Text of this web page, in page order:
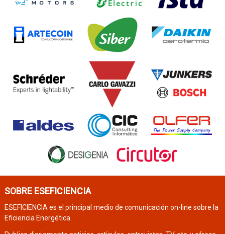
SOBRE ESEFICIENCIA
ESEFICIENCIA es el principal medio de comunicación on-line sobre la
Eficiencia Energética.